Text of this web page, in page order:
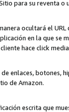
para su reventa o
ocultará el
en la que
hace click
enlaces, botones,
de Amazon.
escrita que